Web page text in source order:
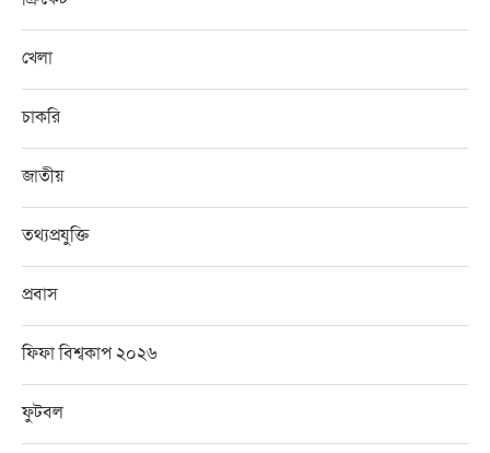
খেলা
চাকরি
জাতীয়
তথ্যপ্রযুক্তি
প্রবাস
ফিফা বিশ্বকাপ ২০২৬
ফুটবল